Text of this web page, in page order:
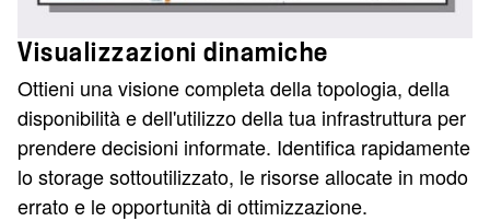
Visualizzazioni dinamiche
Ottieni una visione completa della topologia, della
disponibilità e dell'utilizzo della tua infrastruttura per
prendere decisioni informate. Identifica rapidamente
lo storage sottoutilizzato, le risorse allocate in modo
errato e le opportunità di ottimizzazione.